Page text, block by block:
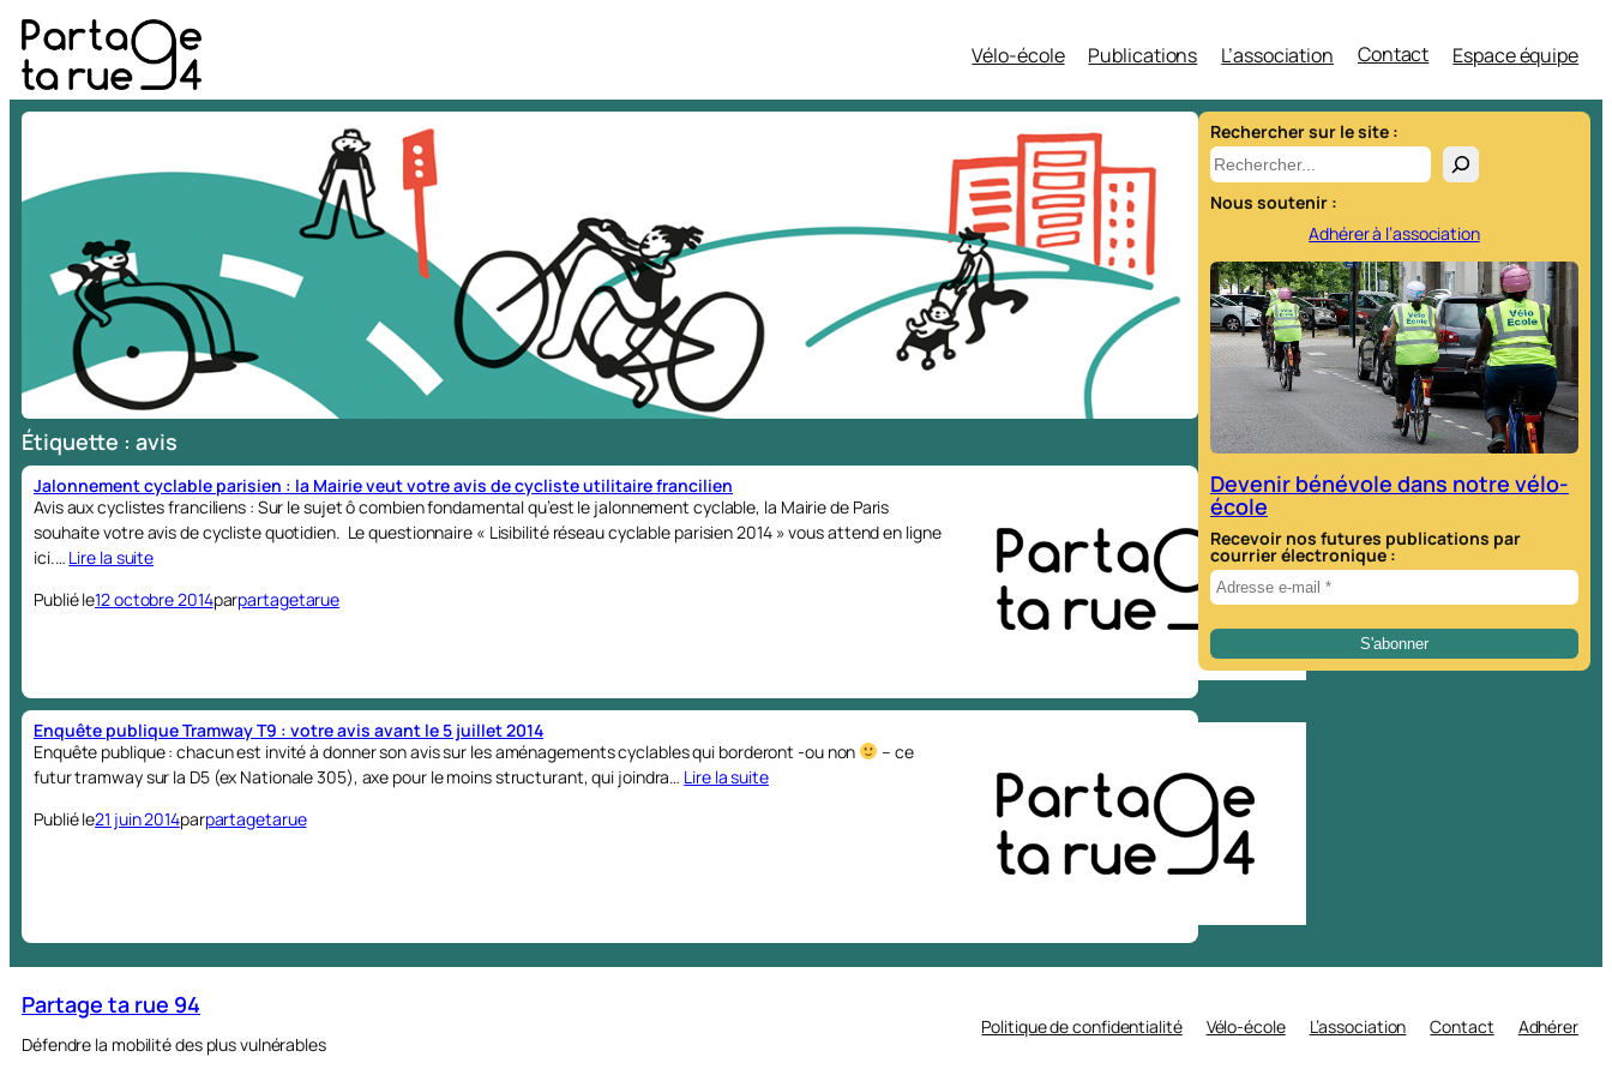
Aller
au
contenu
Vélo-école Publications L’association Contact Espace équipe
Étiquette : avis
Jalonnement cyclable parisien : la Mairie veut votre avis de cycliste utilitaire francilien
Avis aux cyclistes franciliens : Sur le sujet ô combien fondamental qu’est le jalonnement cyclable, la Mairie de Paris
souhaite votre avis de cycliste quotidien. Le questionnaire « Lisibilité réseau cyclable parisien 2014 » vous attend en ligne
ici.… Lire la suite
Publié le12 octobre 2014parpartagetarue
Enquête publique Tramway T9 : votre avis avant le 5 juillet 2014
Enquête publique : chacun est invité à donner son avis sur les aménagements cyclables qui borderont -ou non
– ce
futur tramway sur la D5 (ex Nationale 305), axe pour le moins structurant, qui joindra… Lire la suite
Publié le21 juin 2014parpartagetarue
Rechercher sur le site :
R
e
c
e
r
c
h
r
Nous soutenir :
Adhérer à l’association
Devenir bénévole dans notre vélo-
école
Recevoir nos futures publications par
courrier électronique :
Partage ta rue 94
Défendre la mobilité des plus vulnérables
Politique de confidentialité Vélo-école L’association Contact Adhérer